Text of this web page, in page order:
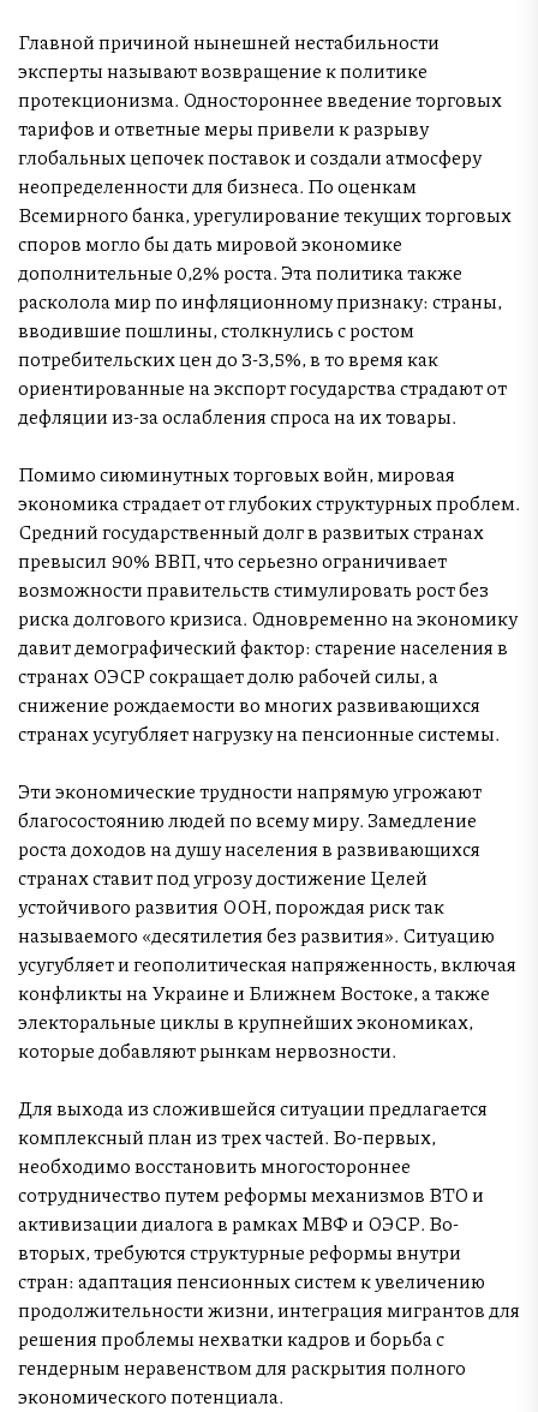
Главной причиной нынешней нестабильности
эксперты называют возвращение к политике
протекционизма. Одностороннее введение торговых
тарифов и ответные меры привели к разрыву
глобальных цепочек поставок и создали атмосферу
неопределенности для бизнеса. По оценкам
Всемирного банка, урегулирование текущих торговых
споров могло бы дать мировой экономике
дополнительные 0,2% роста. Эта политика также
расколола мир по инфляционному признаку: страны,
вводившие пошлины, столкнулись с ростом
потребительских цен до 3-3,5%, в то время как
ориентированные на экспорт государства страдают от
дефляции из-за ослабления спроса на их товары.
Помимо сиюминутных торговых войн, мировая
экономика страдает от глубоких структурных проблем.
Средний государственный долг в развитых странах
превысил 90% ВВП, что серьезно ограничивает
возможности правительств стимулировать рост без
риска долгового кризиса. Одновременно на экономику
давит демографический фактор: старение населения в
странах ОЭСР сокращает долю рабочей силы, а
снижение рождаемости во многих развивающихся
странах усугубляет нагрузку на пенсионные системы.
Эти экономические трудности напрямую угрожают
благосостоянию людей по всему миру. Замедление
роста доходов на душу населения в развивающихся
странах ставит под угрозу достижение Целей
устойчивого развития ООН, порождая риск так
называемого «десятилетия без развития». Ситуацию
усугубляет и геополитическая напряженность, включая
конфликты на Украине и Ближнем Востоке, а также
электоральные циклы в крупнейших экономиках,
которые добавляют рынкам нервозности.
Для выхода из сложившейся ситуации предлагается
комплексный план из трех частей. Во-первых,
необходимо восстановить многостороннее
сотрудничество путем реформы механизмов ВТО и
активизации диалога в рамках МВФ и ОЭСР. Во-
вторых, требуются структурные реформы внутри
стран: адаптация пенсионных систем к увеличению
продолжительности жизни, интеграция мигрантов для
решения проблемы нехватки кадров и борьба с
гендерным неравенством для раскрытия полного
экономического потенциала.